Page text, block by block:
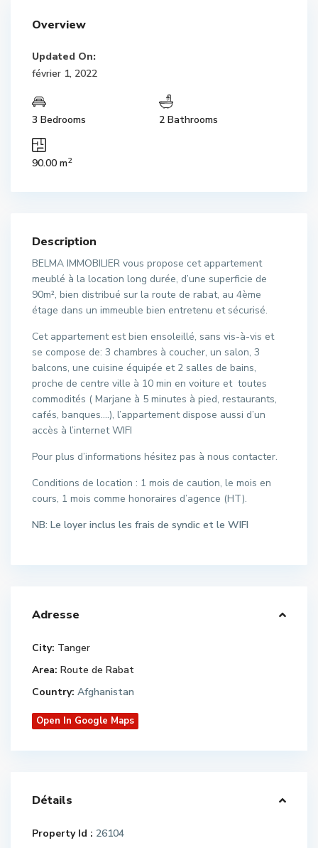
Overview
Updated On:
février 1, 2022
3 Bedrooms 2 Bathrooms
90.00 m2
Description
BELMA IMMOBILIER vous propose cet appartement
meublé à la location long durée, d’une superficie de
90m², bien distribué sur la route de rabat, au 4ème
étage dans un immeuble bien entretenu et sécurisé.
Cet appartement est bien ensoleillé, sans vis-à-vis et
se compose de: 3 chambres à coucher, un salon, 3
balcons, une cuisine équipée et 2 salles de bains,
proche de centre ville à 10 min en voiture et toutes
commodités ( Marjane à 5 minutes à pied, restaurants,
cafés, banques….), l’appartement dispose aussi d’un
accès à l’internet WIFI
Pour plus d’informations hésitez pas à nous contacter.
Conditions de location : 1 mois de caution, le mois en
cours, 1 mois comme honoraires d’agence (HT).
NB: Le loyer inclus les frais de syndic et le WIFI
Adresse
City: Tanger
Area: Route de Rabat
Country: Afghanistan
Open In Google Maps
Détails
Property Id : 26104